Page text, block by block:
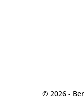
© 2026 -